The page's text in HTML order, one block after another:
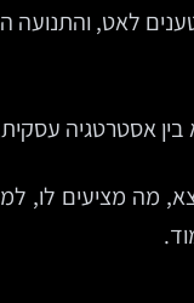
לאט,
מה מציעים